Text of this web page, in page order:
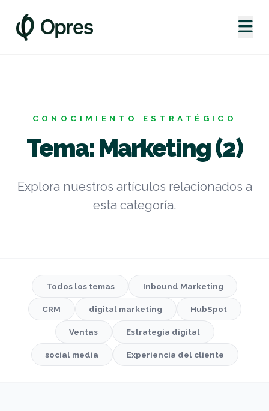
CONOCIMIENTO ESTRATÉGICO
Tema: Marketing (2)
Explora nuestros artículos relacionados a
esta categoría.
Todos los temas Inbound Marketing
CRM digital marketing HubSpot
Ventas Estrategia digital
social media Experiencia del cliente